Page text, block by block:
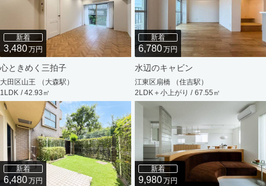
新着
3,480万円
心ときめく三拍子
大田区山王 （大森駅）
1LDK / 42.93㎡
新着
6,780万円
水辺のキャビン
江東区扇橋 （住吉駅）
2LDK＋小上がり / 67.55㎡
新着
6,480万円
新着
9,980万円